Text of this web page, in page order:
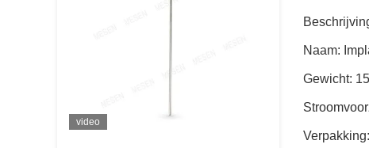
video
Naam:
Gewicht: